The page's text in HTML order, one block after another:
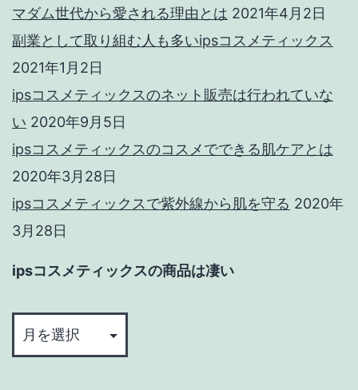
マダム世代から愛される理由とは 2021年4月2日
副業として取り組む人も多いipsコスメティックス
2021年1月2日
ipsコスメティックスのネット販売は行われていな
い 2020年9月5日
ipsコスメティックスのコスメでできる肌ケアとは
2020年3月28日
ipsコスメティックスで紫外線から肌を守る 2020年
3月28日
ipsコスメティックスの商品は凄い
ス